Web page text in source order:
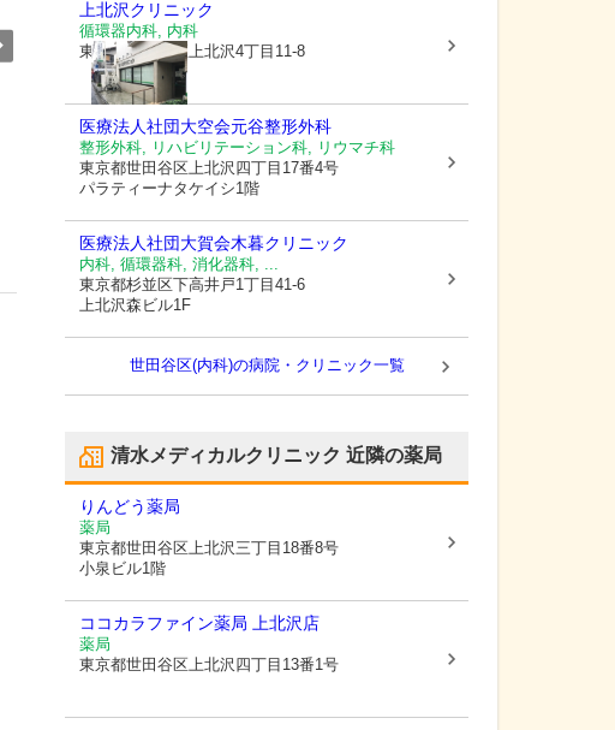
上北沢クリニック
循環器内科, 内科
東京都世田谷区上北沢4丁目11-8
医療法人社団大空会元谷整形外科
整形外科, リハビリテーション科, リウマチ科
東京都世田谷区上北沢四丁目17番4号
パラティーナタケイシ1階
医療法人社団大賀会木暮クリニック
内科, 循環器科, 消化器科, ...
東京都杉並区下高井戸1丁目41-6
上北沢森ビル1F
世田谷区(内科)の病院・クリニック一覧
清水メディカルクリニック 近隣の薬局
りんどう薬局
薬局
東京都世田谷区上北沢三丁目18番8号
小泉ビル1階
ココカラファイン薬局 上北沢店
薬局
東京都世田谷区上北沢四丁目13番1号